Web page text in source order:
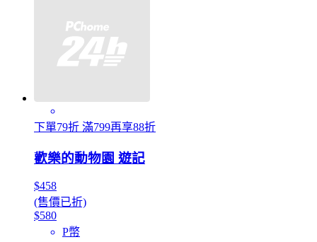
下單79折 滿799再享88折
歡樂的動物園 遊記
$458
(售價已折)
$580
P幣